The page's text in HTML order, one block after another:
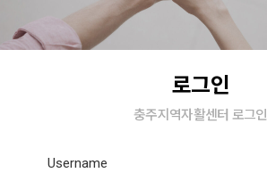
로그인
충주지역자활센터 로그인
Username